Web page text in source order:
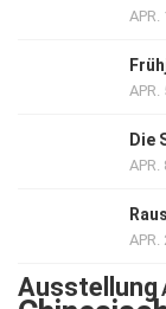
APR.
APR.
Die
APR.
APR.
Ausstellung